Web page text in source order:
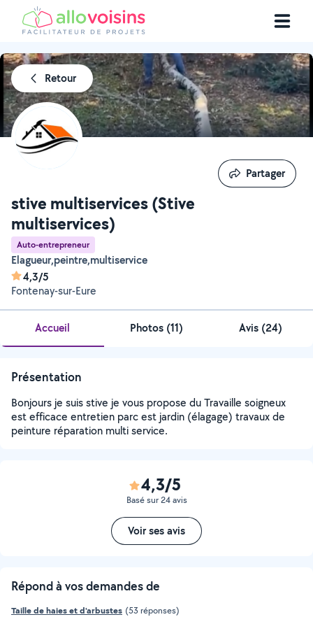
Retour
stive multiservices (Stive
multiservices)
Auto-entrepreneur
Elagueur,peintre,multiservice
4,3/5
Fontenay-sur-Eure
Partager
Partager
Accueil Photos (11) Avis (24)
Présentation
Bonjours je suis stive je vous propose du Travaille soigneux
est efficace entretien parc est jardin (élagage) travaux de
peinture réparation multi service.
4,3/5
Basé sur 24 avis
Voir ses avis
Répond à vos demandes de
Taille de haies et d'arbustes (53 réponses)